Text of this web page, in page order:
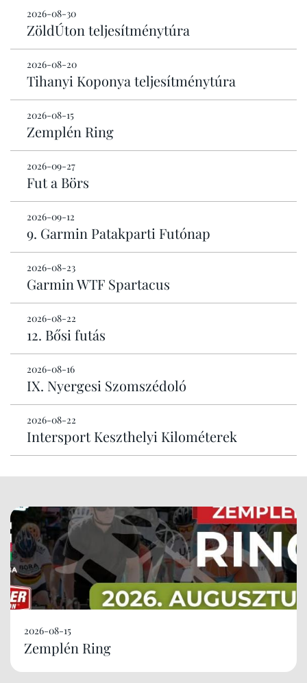
2026-08-30
ZöldÚton teljesítménytúra
2026-08-20
Tihanyi Koponya teljesítménytúra
2026-08-15
Zemplén Ring
2026-09-27
Fut a Börs
2026-09-12
9. Garmin Patakparti Futónap
2026-08-23
Garmin WTF Spartacus
2026-08-22
12. Bősi futás
2026-08-16
IX. Nyergesi Szomszédoló
2026-08-22
Intersport Keszthelyi Kilométerek
2026-08-15
Zemplén Ring